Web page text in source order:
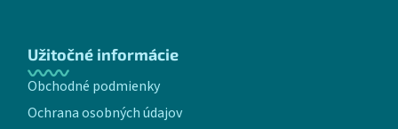
Užitočné informácie
Obchodné podmienky
Ochrana osobných údajov